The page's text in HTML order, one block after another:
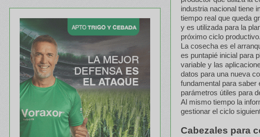
industria nacional tiene
tiempo real que queda
y es utilizada para la
próximo ciclo productivo.
La cosecha es el
es puntapié inicial para
variable y las
datos para una nueva
fundamental para saber
parámetros útiles para
Al mismo tiempo la
gestionar el ciclo
Cabezales para